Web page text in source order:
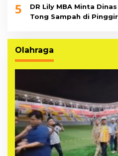
5
DR Lily MBA Minta
Tong Sampah di
Olahraga